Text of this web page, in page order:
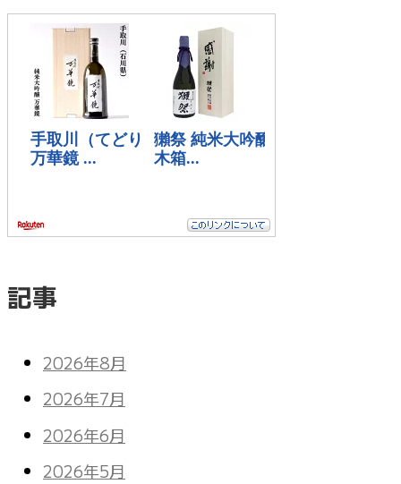
記事
2026年8月
2026年7月
2026年6月
2026年5月